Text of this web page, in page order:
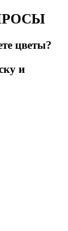
цветы?
и